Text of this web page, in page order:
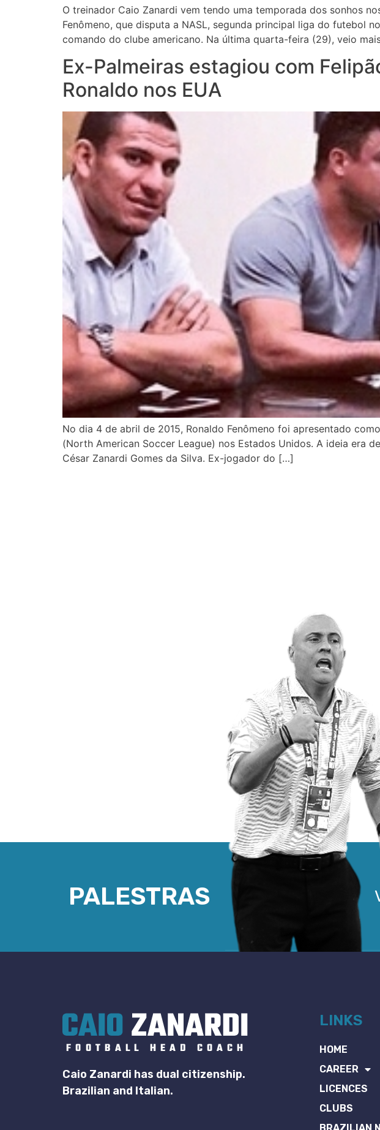
O treinador Caio Zanardi vem tendo uma temporada dos sonhos
Fenômeno, que disputa a NASL, segunda principal liga do futebol
comando do clube americano. Na última quarta-feira (29), veio
Ex-Palmeiras estagiou com
Ronaldo nos EUA
No dia 4 de abril de 2015, Ronaldo Fenômeno foi apresentado
(North American Soccer League) nos Estados Unidos. A ideia era
César Zanardi Gomes da Silva. Ex-jogador do […]
PALESTRAS
Caio Zanardi has dual citizenship.
Brazilian and Italian.
LINKS
HOME
CAREER
LICENCES
CLUBS